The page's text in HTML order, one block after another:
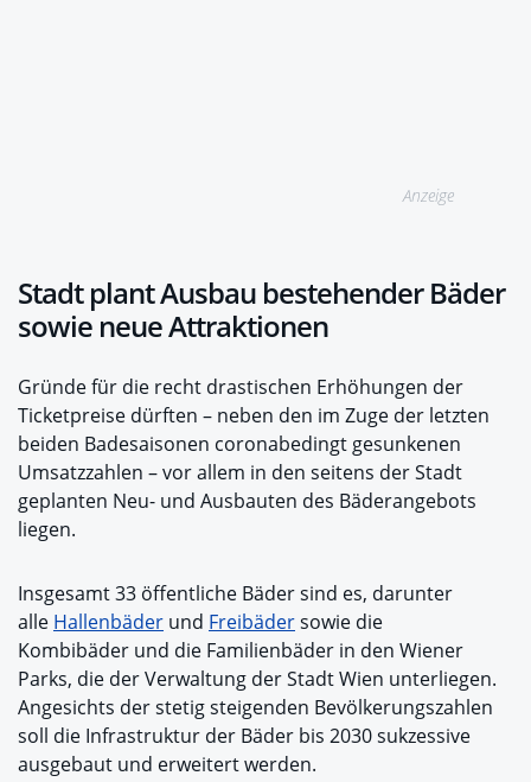
Anzeige
Stadt plant Ausbau bestehender Bäder
sowie neue Attraktionen
Gründe für die recht drastischen Erhöhungen der
Ticketpreise dürften – neben den im Zuge der letzten
beiden Badesaisonen coronabedingt gesunkenen
Umsatzzahlen – vor allem in den seitens der Stadt
geplanten Neu- und Ausbauten des Bäderangebots
liegen.
Insgesamt 33 öffentliche Bäder sind es, darunter
alle Hallenbäder und Freibädersowie die
Kombibäder und die Familienbäder in den Wiener
Parks, die der Verwaltung der Stadt Wien unterliegen.
Angesichts der stetig steigenden Bevölkerungszahlen
soll die Infrastruktur der Bäder bis 2030 sukzessive
ausgebaut und erweitert werden.